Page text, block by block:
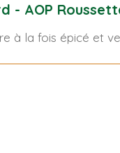
- AOP
à la fois épicé et